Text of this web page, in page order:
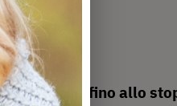
orario fino allo